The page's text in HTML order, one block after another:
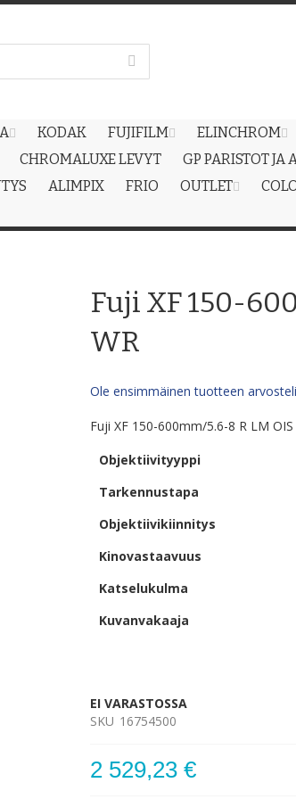
KODAK FUJIFILM ELINCHROM
CHROMALUXE LEVYT GP PARISTOT JA
ALIMPIX FRIO OUTLET
Fuji XF 150-
WR
Ole ensimmäinen tuotteen
Fuji XF 150-600mm/5.6-8 R LM OIS
Objektiivityyppi
Tarkennustapa
Objektiivikiinnitys
Kinovastaavuus
Katselukulma
Kuvanvakaaja
EI VARASTOSSA
SKU 16754500
2 529,23 €